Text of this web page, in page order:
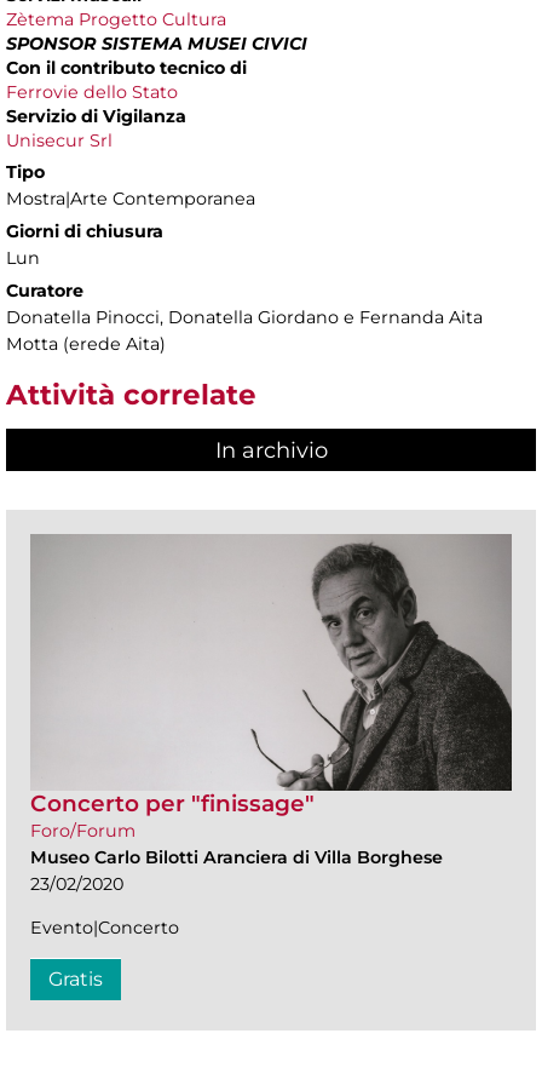
Zètema Progetto Cultura
SPONSOR SISTEMA MUSEI CIVICI
Con il contributo tecnico di
Ferrovie dello Stato
Servizio di Vigilanza
Unisecur Srl
Tipo
Mostra|Arte Contemporanea
Giorni di chiusura
Lun
Curatore
Donatella Pinocci, Donatella Giordano e Fernanda Aita
Motta (erede Aita)
Attività correlate
In archivio
Concerto per "finissage"
Foro/Forum
Museo Carlo Bilotti Aranciera di Villa Borghese
23/02/2020
Evento|Concerto
Gratis